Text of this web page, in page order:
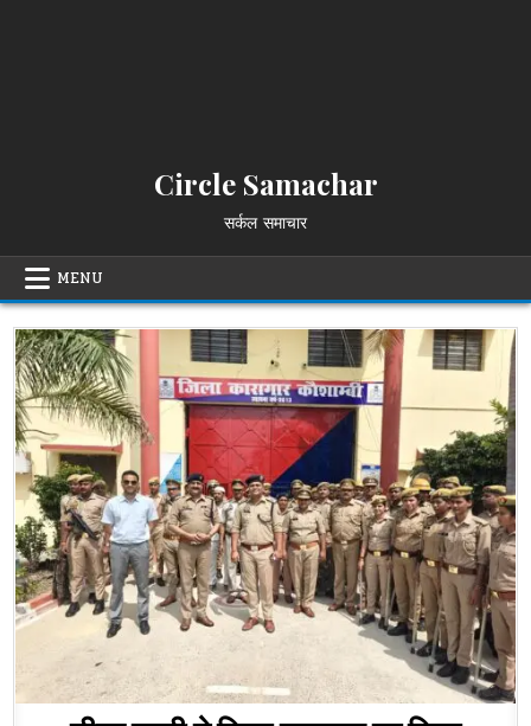
Circle Samachar
सर्कल समाचार
MENU